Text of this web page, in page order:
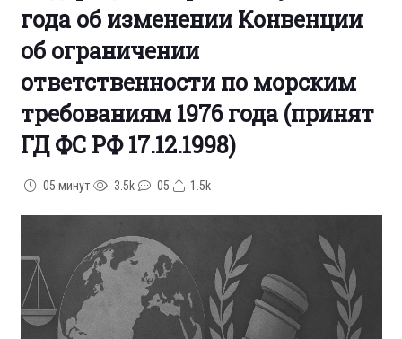
года об изменении Конвенции
об ограничении
ответственности по морским
требованиям 1976 года (принят
ГД ФС РФ 17.12.1998)
05 минут 3.5k 05 1.5k